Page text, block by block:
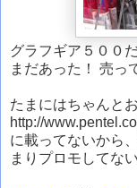
グラフギア５００だ
まだあった！ 売っ
たまにはちゃんと
http://
に載ってないから
まりプロモしてな